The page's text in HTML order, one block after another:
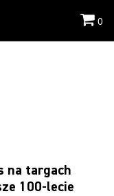
0
na targach
100-lecie